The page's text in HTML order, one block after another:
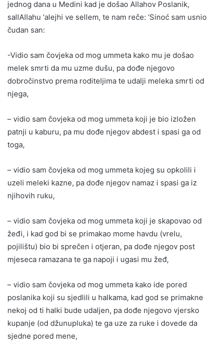
jednog dana u Medini kad je došao Allahov Poslanik,
sallAllahu ‘alejhi ve sellem, te nam reče: ‘Sinoć sam usnio
čudan san:
-Vidio sam čovjeka od mog ummeta kako mu je došao
melek smrti da mu uzme dušu, pa dođe njegovo
dobročinstvo prema roditeljima te udalji meleka smrti od
njega,
– vidio sam čovjeka od mog ummeta koji je bio izložen
patnji u kaburu, pa mu dođe njegov abdest i spasi ga od
toga,
– vidio sam čovjeka od mog ummeta kojeg su opkolili i
uzeli meleki kazne, pa dođe njegov namaz i spasi ga iz
njihovih ruku,
– vidio sam čovjeka od mog ummeta koji je skapovao od
žeđi, i kad god bi se primakao mome havdu (vrelu,
pojilištu) bio bi sprečen i otjeran, pa dođe njegov post
mjeseca ramazana te ga napoji i ugasi mu žeđ,
– vidio sam čovjeka od mog ummeta kako ide pored
poslanika koji su sjedlili u halkama, kad god se primakne
nekoj od ti halki bude udaljen, pa dođe njegovo vjersko
kupanje (od džunupluka) te ga uze za ruke i dovede da
sjedne pored mene,